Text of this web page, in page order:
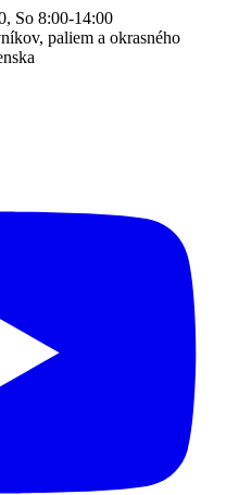
So 8:00-14:00
paliem a okrasného